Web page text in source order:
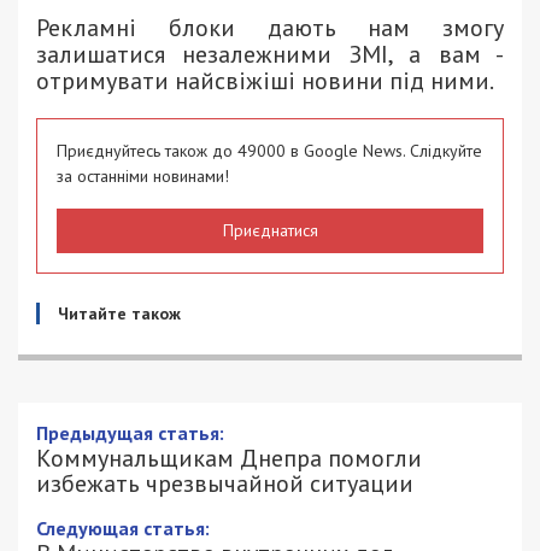
Рекламні блоки дають нам змогу
залишатися незалежними ЗМІ, а вам -
отримувати найсвіжіші новини під ними.
Приєднуйтесь також до 49000 в Google News. Слідкуйте
за останніми новинами!
Приєднатися
Читайте також
Предыдущая статья:
Коммунальщикам Днепра помогли
избежать чрезвычайной ситуации
Следующая статья: